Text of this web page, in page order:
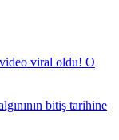
video viral oldu! O
bitiş tarihine